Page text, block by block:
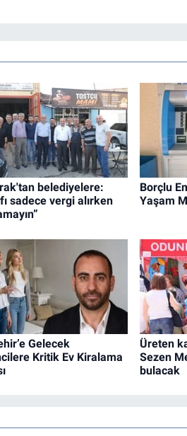
belediyelere:
sadece vergi alırken
Borçlu
Yaşam
Gelecek
Kritik Ev Kiralama
Üreten
Sezen
bulacak